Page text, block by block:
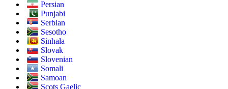
Persian
Punjabi
Serbian
Sesotho
Sinhala
Slovak
Slovenian
Somali
Samoan
Scots Gaelic